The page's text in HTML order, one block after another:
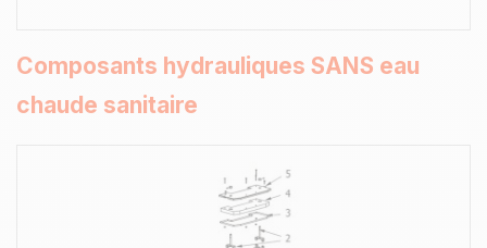
Composants hydrauliques SANS eau
chaude sanitaire